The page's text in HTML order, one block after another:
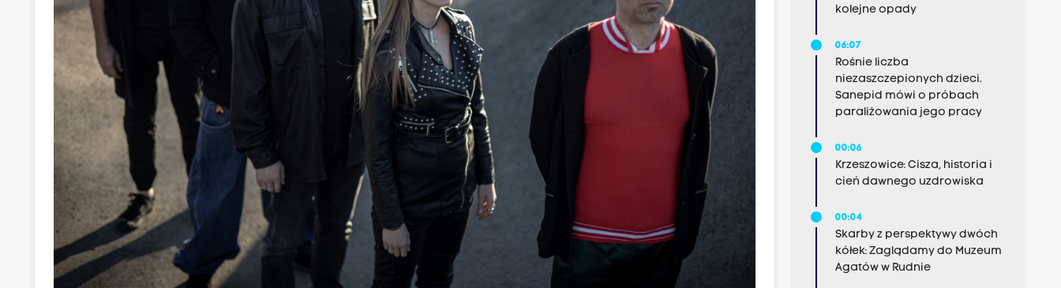
kolejne opady
06:07
Rośnie liczba
niezaszczepionych dzieci.
Sanepid mówi o próbach
paraliżowania jego pracy
00:06
Krzeszowice: Cisza, historia i
cień dawnego uzdrowiska
00:04
Skarby z perspektywy dwóch
kółek: Zaglądamy do Muzeum
Agatów w Rudnie